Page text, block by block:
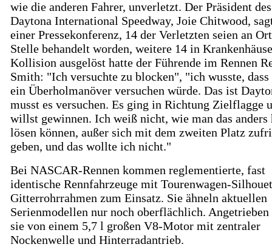
wie die anderen Fahrer, unverletzt. Der Präsident des
Daytona International Speedway, Joie Chitwood,
einer Pressekonferenz, 14 der Verletzten seien an
Stelle behandelt worden, weitere 14 in
Kollision ausgelöst hatte der Führende im Rennen
Smith: "Ich versuchte zu blocken", "ich wusste, dass
ein Überholmanöver versuchen würde. Das ist
musst es versuchen. Es ging in Richtung Zielflagge
willst gewinnen. Ich weiß nicht, wie man das anders
lösen können, außer sich mit dem zweiten Platz
geben, und das wollte ich nicht."
Bei NASCAR-Rennen kommen reglementierte, fast
identische Rennfahrzeuge mit Tourenwagen-
Gitterrohrrahmen zum Einsatz. Sie ähneln aktuellen
Serienmodellen nur noch oberflächlich. Angetrieben
sie von einem 5,7 l großen V8-Motor mit zentraler
Nockenwelle und Hinterradantrieb.